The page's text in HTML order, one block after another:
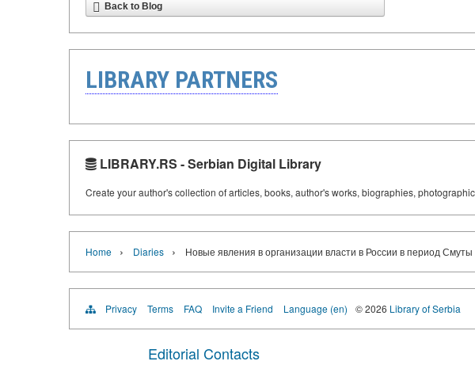
Back to Blog
LIBRARY PARTNERS
LIBRARY.RS - Serbian Digital Library
Create your author's collection of articles, books, author's works, biographies,
Home › Diaries › Новые явления в организации власти в России в период Смуты
Privacy Terms FAQ Invite a Friend Language (en) © 2026 Library of Serbia
Editorial Contacts